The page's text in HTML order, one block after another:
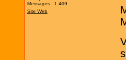
Messages : 1 409
Site Web